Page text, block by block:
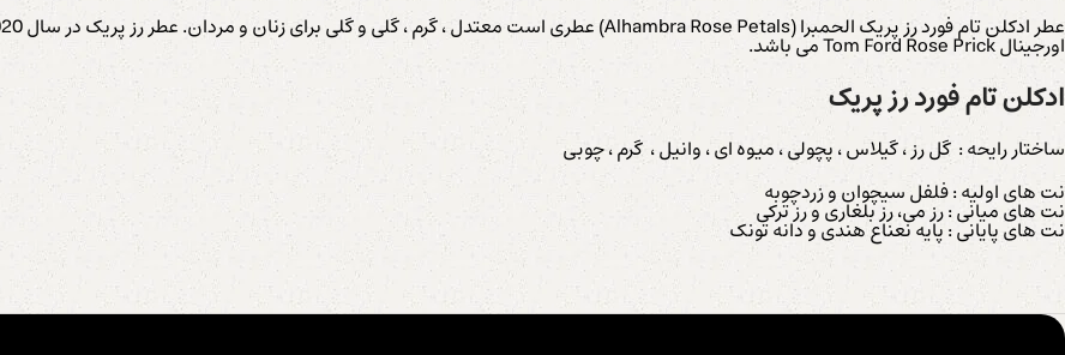
اورجینال Tom Ford Rose Prick می باشد.
ادکلن تام فورد رز پریک
ساختار رایحه : گل رز ، گیلاس ، پچولی ، میوه ای ، وانیل ، گرم ، چوبی
نت های اولیه : فلفل سیچوان و زردچوبه
نت های میانی : رز می، رز بلغاری و رز ترکی
نت های پایانی : پایه نعناع هندی و دانه تونک